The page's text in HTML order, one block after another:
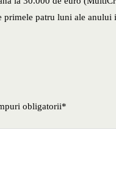
primele patru luni ale
obligatorii*